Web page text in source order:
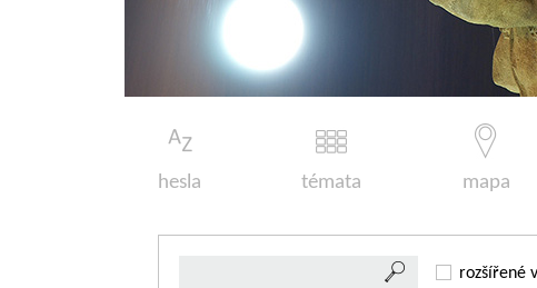
hesla témata mapa
rozšířené